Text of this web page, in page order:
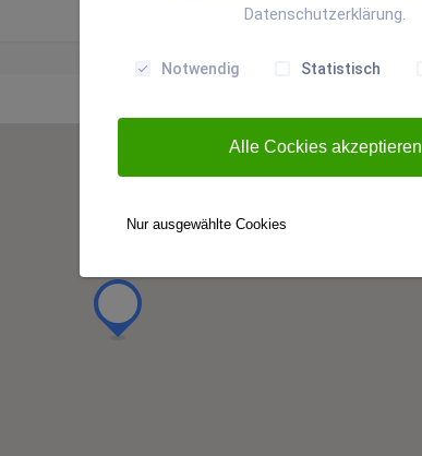
Datenschutzerklärung.
Notwendig Statistisch
Alle Cockies akzeptieren
Nur ausgewählte Cookies